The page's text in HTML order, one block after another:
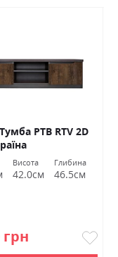
РТВ RTV 2D
Висота
42.0см
Глибина
46.5см
грн